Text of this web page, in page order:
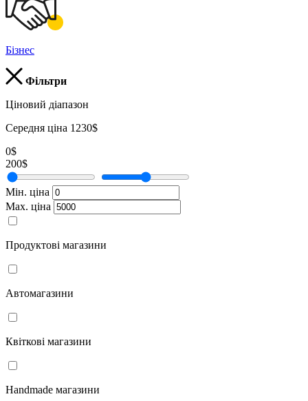
Бізнес
Фільтри
Ціновий діапазон
Середня ціна 1230$
0$
200$
Мін. ціна
Мах. ціна
Продуктові магазини
Автомагазини
Квіткові магазини
Handmade магазини